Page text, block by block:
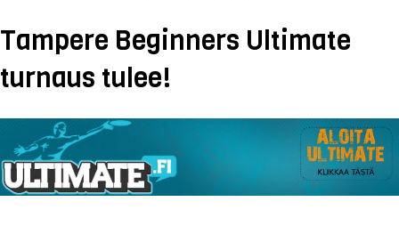
Tampere Beginners Ultimate
turnaus tulee!